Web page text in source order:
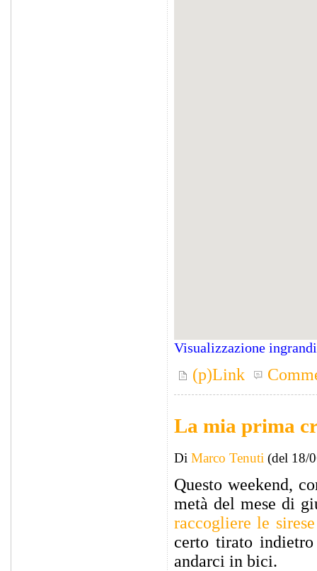
Visualizzazione
(p)Link
La mia prima
Di Marco Tenuti (del 18/
Questo weekend,
metà del mese di
raccogliere le sirese
certo tirato
andarci in bici.